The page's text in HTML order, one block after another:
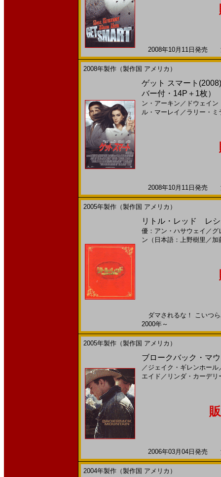
2008年10月11日発売
2008年製作（製作国 アメリカ）
ゲット スマート
バー付・14P＋1枚）
ン・アーキン ／ ドウェイ
ル・マーレイ ／ ラリー・ミ
2008年10月11日発売
2005年製作（製作国 アメリカ）
リトル・レッド レシ
優：アン・ハサウェイ ／ グ
ン（日本語：上野樹里 ／ 加
ダマされるな！ こいつ
2000年～
2005年製作（製作国 アメリカ）
ブロークバック・マ
／ ジェイク・ギレンホール
エイド ／ リンダ・カーデリ
2006年03月04日発売
2004年製作（製作国 アメリカ）